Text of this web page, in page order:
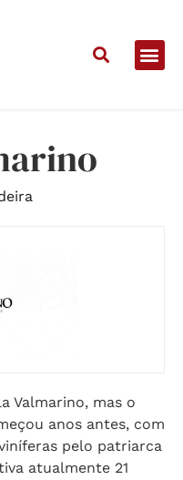
Valmarino, mas o
anos antes, com
pelo patriarca
atualmente 21